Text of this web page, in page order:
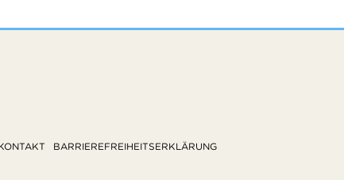
BARRIEREFREIHEITSERKLÄRUNG